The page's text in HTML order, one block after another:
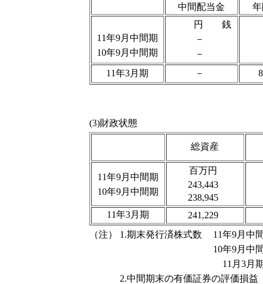
中間配当金
11年9月中間期
10年9月中間期
円 銭
－
－
11年3月期
－
(3)財政状態
総資産
11年9月中間期
10年9月中間期
百万円
243,443
238,945
11年3月期
241,229
（注）
1.期末発行済株式数
11年9月中
10年9月中
11月3月
2.中間期末の有価証券の評価損益